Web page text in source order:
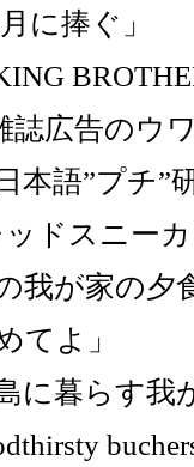
に捧ぐ」
誌広告のウ
本語”プチ”
ッドスニー
我が家の夕
てよ」
に暮らす我